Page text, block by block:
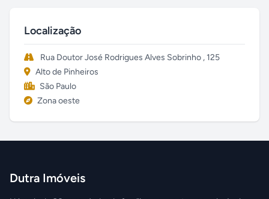
Localização
Rua Doutor José Rodrigues Alves Sobrinho , 125
Alto de Pinheiros
São Paulo
Zona oeste
Dutra Imóveis